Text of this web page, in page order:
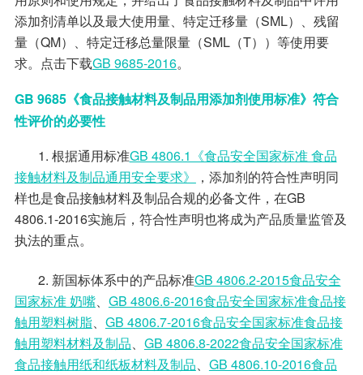
添加剂清单以及最大使用量、特定迁移量（SML）、残留
量（QM）、特定迁移总量限量（SML（T））等使用要
求。点击下载GB 9685-2016。
GB 9685《食品接触材料及制品用添加剂使用标准》符合
性评价的必要性
1. 根据通用标准GB 4806.1《食品安全国家标准 食品
接触材料及制品通用安全要求》
，添加剂的符合性声明同
样也是食品接触材料及制品合规的必备文件，在GB
4806.1-2016实施后，符合性声明也将成为产品质量监管及
执法的重点。
2. 新国标体系中的产品标准GB 4806.2-2015食品安全
国家标准 奶嘴、 GB 4806.6-2016食品安全国家标准食品接
触用塑料树脂、 GB 4806.7-2016食品安全国家标准食品接
触用塑料材料及制品、 GB 4806.8-2022食品安全国家标准
食品接触用纸和纸板材料及制品、 GB 4806.10-2016食品